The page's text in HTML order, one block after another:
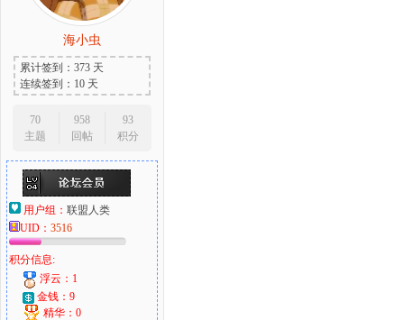
海小虫
累计签到：373 天
连续签到：10 天
70
主题
958
回帖
93
积分
用户组： 联盟人类
UID： 3516
积分信息:
浮云：1
金钱：9
精华：0